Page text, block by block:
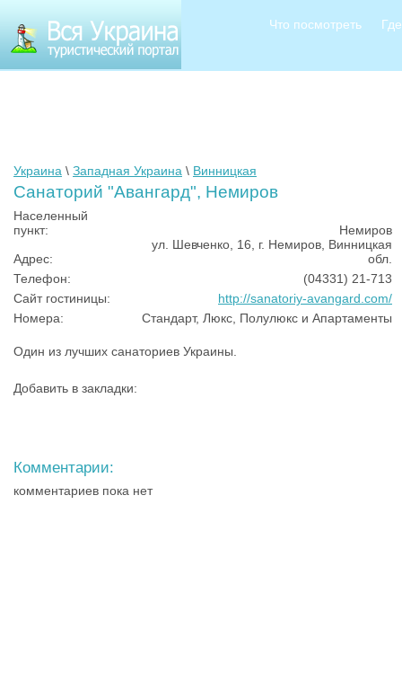
Что посмотреть
Украина \ Западная Украина \ Винницкая
Санаторий "Авангард", Немиров
Населенный
пункт:
Немиров
Адрес:
ул. Шевченко, 16, г. Немиров, Винницкая
обл.
Телефон:
(04331) 21-713
Сайт гостиницы:
http://sanatoriy-avangard.com/
Номера:
Стандарт, Люкс, Полулюкс и Апартаменты
Один из лучших санаториев Украины.
Добавить в закладки:
Комментарии:
комментариев пока нет